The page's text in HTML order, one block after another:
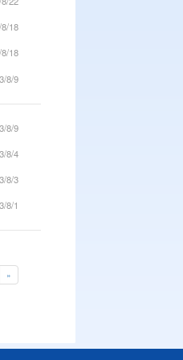
18
18
8/9
8/9
8/4
8/3
8/1
»